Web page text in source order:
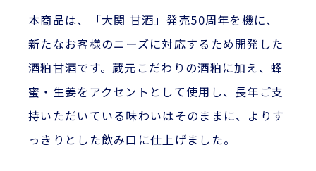
本商品は、「大関 甘酒」発売50周年を機に、
新たなお客様のニーズに対応するため開発した
酒粕甘酒です。蔵元こだわりの酒粕に加え、蜂
蜜・生姜をアクセントとして使用し、長年ご支
持いただいている味わいはそのままに、よりす
っきりとした飲み口に仕上げました。